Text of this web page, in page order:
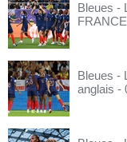
Bleues -
FRANCE
Bleues -
anglais -